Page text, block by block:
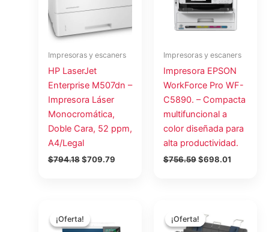
Impresoras y escaners
HP LaserJet
Enterprise M507dn –
Impresora Láser
Monocromática,
Doble Cara, 52 ppm,
A4/Legal
$794.18 $709.79
Impresoras y escaners
Impresora EPSON
WorkForce Pro WF-
C5890. – Compacta
multifuncional a
color diseñada para
alta productividad.
$756.59$698.01
¡Oferta!
¡Oferta!
originalactual
¡Oferta!
¡Oferta!precio
originalactual